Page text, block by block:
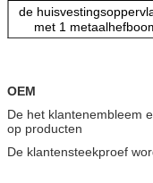
de
met 1
kantenm20 draad
met 1 draad van de
M25 met plastic
de
kantenm25 draad
OEM
De het klantenembleem
op producten
De klantensteekproef